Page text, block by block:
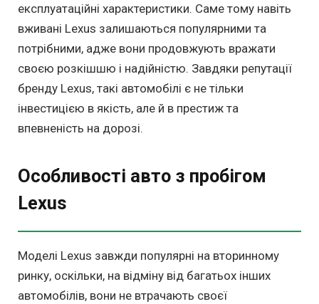
експлуатаційні характеристики. Саме тому навіть
вживані Lexus залишаються популярними та
потрібними, адже вони продовжують вражати
своєю розкішшю і надійністю. Завдяки репутації
бренду Lexus, такі автомобілі є не тільки
інвестицією в якість, але й в престиж та
впевненість на дорозі.
Особливості авто з пробігом
Lexus
Моделі Lexus завжди популярні на вторинному
ринку, оскільки, на відміну від багатьох інших
автомобілів, вони не втрачають своєї